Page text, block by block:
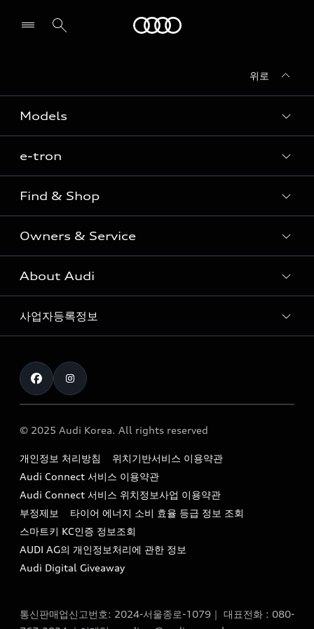
위로
Models
Sedan
SUV
Coupe
S range
e-tron
e-tron
Find & Shop
전시장/AAP 전시장/AS센터
아우디 신차 재고
아우디 모델 비교하기
아우디 공식 인증 중고차
The new Audi A6 Taste Drive 이벤트
Owners & Service
고객안내
Audi Connect
myAudiworld
내비게이션 데이터 다운로드
아우디 영상 매뉴얼
서비스 센터
서비스 프로그램
아우디 e-tron 케어 프로그램
사설수리업체를 위한 권고사항
About Audi
아우디 브랜드
Formula 1
Audi Story
아우디코리아 소식
아우디코리아 소개
아우디 스토리
아우디 브랜드 히스토리
quattro 시스템
사업자등록정보
통신판매업신고번호 : 2024-서울종로-1079
대표자명 : 틸 셰어
딩)
이메일 : audi_m@audi-ccc.co.kr
© 2025 Audi Korea. All rights reserved
개인정보 처리방침
위치기반서비스 이용약관
Audi Connect 서비스 이용약관
Audi Connect 서비스 위치정보사업 이용약관
부정제보
타이어 에너지 소비 효율 등급 정보 조회
스마트키 KC인증 정보조회
AUDI AG의 개인정보처리에 관한 정보
Audi Digital Giveaway
통신판매업신고번호: 2024-서울종로-1079｜ 대표전화 : 080-